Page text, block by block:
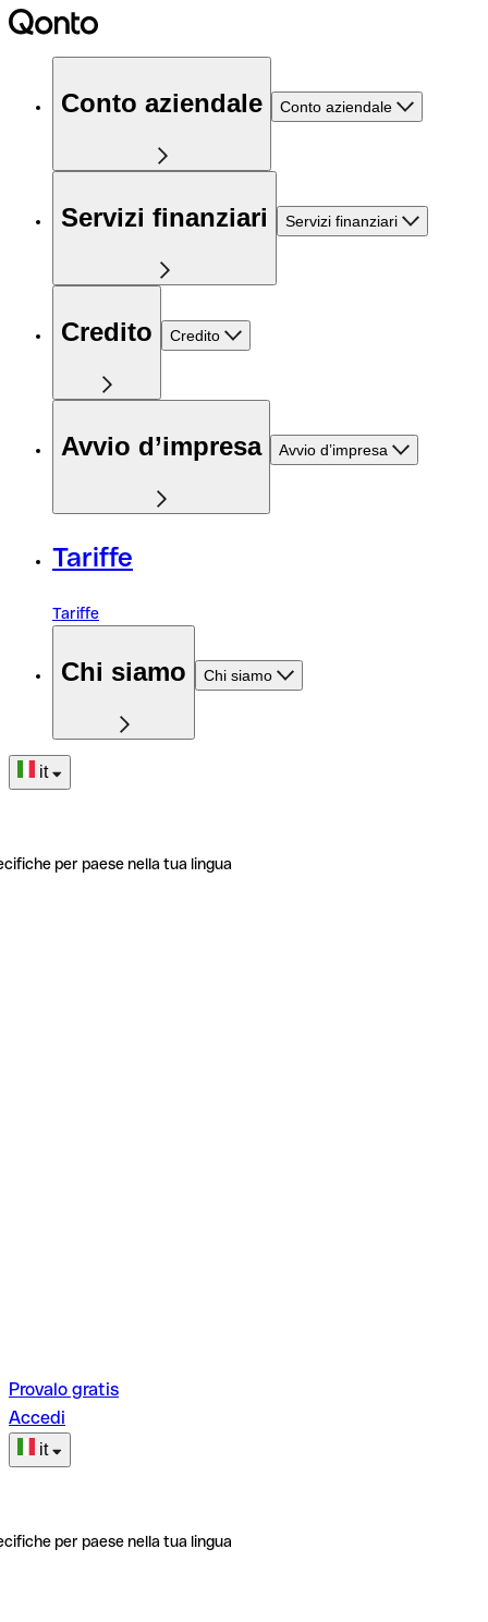
Conto aziendale Conto aziendale
Servizi finanziari Servizi finanziari
Credito Credito
Avvio d’impresa Avvio d’impresa
Tariffe
Tariffe
Chi siamo Chi siamo
it
per paese nella tua lingua
Provalo gratis
Accedi
it
per paese nella tua lingua